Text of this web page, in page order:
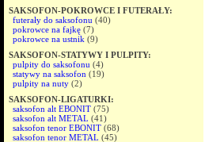
SAKSOFON-POKROWCE I FUTERAŁY:
futerały do saksofonu (40)
pokrowce na fajkę (7)
pokrowce na ustnik (9)
SAKSOFON-STATYWY I PULPITY:
pulpity do saksofonu (4)
statywy na saksofon (19)
pulpity na nuty (2)
SAKSOFON-LIGATURKI:
saksofon alt EBONIT (75)
saksofon alt METAL (41)
saksofon tenor EBONIT (68)
saksofon tenor METAL (45)